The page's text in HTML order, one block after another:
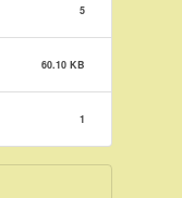
5
60.10 KB
1